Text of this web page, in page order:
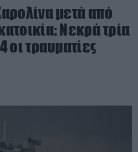
μετά από
Νεκρά τρία
οι τραυματίες